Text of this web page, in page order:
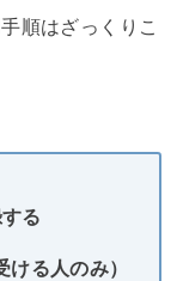
順はざっくりこ
る
る人のみ）